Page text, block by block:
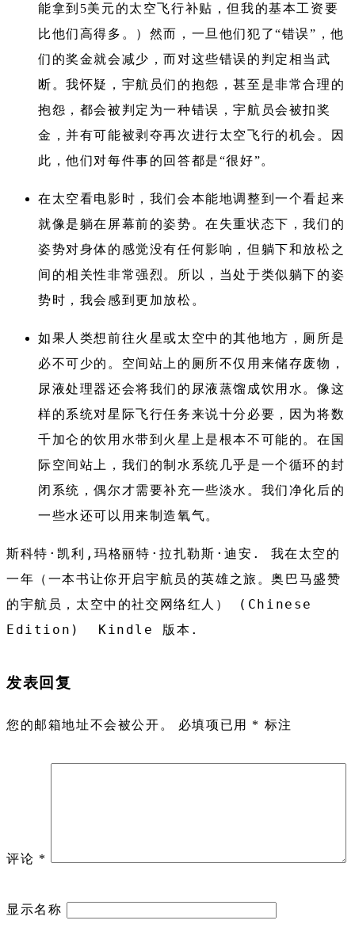
能拿到5美元的太空飞行补贴，但我的基本工资要
比他们高得多。）然而，一旦他们犯了“错误”，他
们的奖金就会减少，而对这些错误的判定相当武
断。我怀疑，宇航员们的抱怨，甚至是非常合理的
抱怨，都会被判定为一种错误，宇航员会被扣奖
金，并有可能被剥夺再次进行太空飞行的机会。因
此，他们对每件事的回答都是“很好”。
在太空看电影时，我们会本能地调整到一个看起来
就像是躺在屏幕前的姿势。在失重状态下，我们的
姿势对身体的感觉没有任何影响，但躺下和放松之
间的相关性非常强烈。所以，当处于类似躺下的姿
势时，我会感到更加放松。
如果人类想前往火星或太空中的其他地方，厕所是
必不可少的。空间站上的厕所不仅用来储存废物，
尿液处理器还会将我们的尿液蒸馏成饮用水。像这
样的系统对星际飞行任务来说十分必要，因为将数
千加仑的饮用水带到火星上是根本不可能的。在国
际空间站上，我们的制水系统几乎是一个循环的封
闭系统，偶尔才需要补充一些淡水。我们净化后的
一些水还可以用来制造氧气。
斯科特·凯利,玛格丽特·拉扎勒斯·迪安. 我在太空的
一年（一本书让你开启宇航员的英雄之旅。奥巴马盛赞
的宇航员，太空中的社交网络红人） (Chinese
Edition)  Kindle 版本.
发表回复
您的邮箱地址不会被公开。 必填项已用 * 标注
评论 *
显示名称